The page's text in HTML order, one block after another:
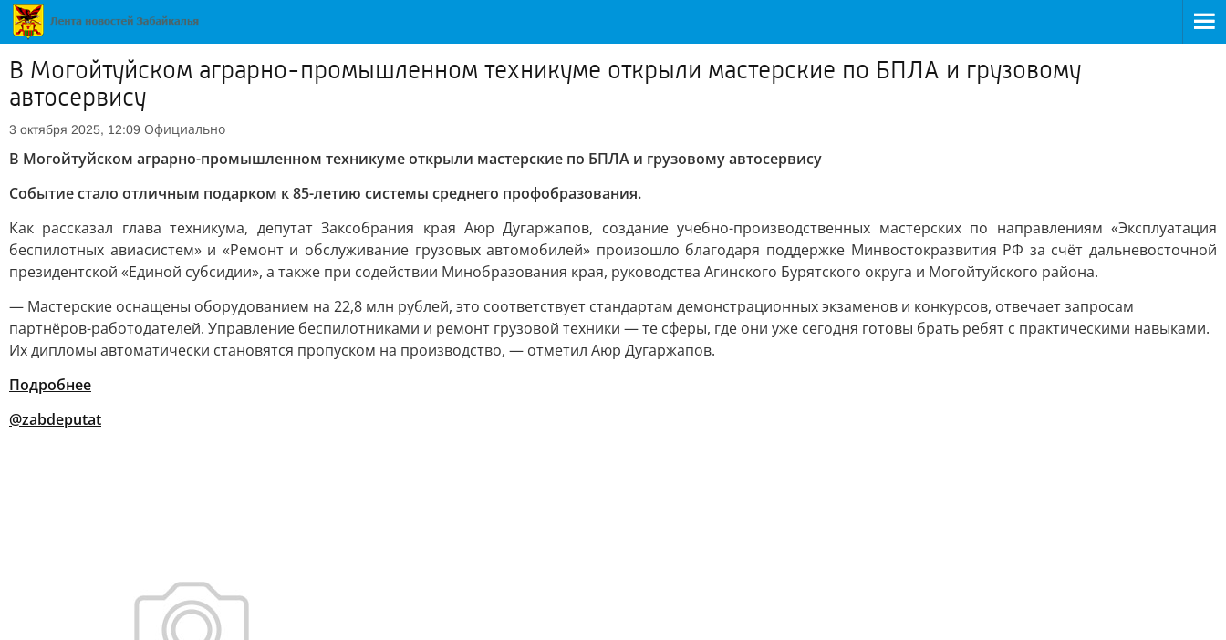
В Могойтуйском аграрно-промышленном техникуме открыли мастерские по БПЛА и грузовому
автосервису
3 октября 2025, 12:09 Официально
В Могойтуйском аграрно-промышленном техникуме открыли мастерские по БПЛА и грузовому автосервису
Событие стало отличным подарком к 85-летию системы среднего профобразования.
Как рассказал глава техникума, депутат Заксобрания края Аюр Дугаржапов, создание учебно-производственных мастерских по направлениям «Эксплуатация
беспилотных авиасистем» и «Ремонт и обслуживание грузовых автомобилей» произошло благодаря поддержке Минвостокразвития РФ за счёт дальневосточной
президентской «Единой субсидии», а также при содействии Минобразования края, руководства Агинского Бурятского округа и Могойтуйского района.
— Мастерские оснащены оборудованием на 22,8 млн рублей, это соответствует стандартам демонстрационных экзаменов и конкурсов, отвечает запросам
партнёров-работодателей. Управление беспилотниками и ремонт грузовой техники — те сферы, где они уже сегодня готовы брать ребят с практическими навыками.
Их дипломы автоматически становятся пропуском на производство, — отметил Аюр Дугаржапов.
Подробнее
@zabdeputat